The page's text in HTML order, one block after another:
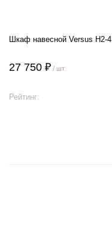
Шкаф навесной Versus H2-4
27 750 ₽ / шт
Рейтинг: